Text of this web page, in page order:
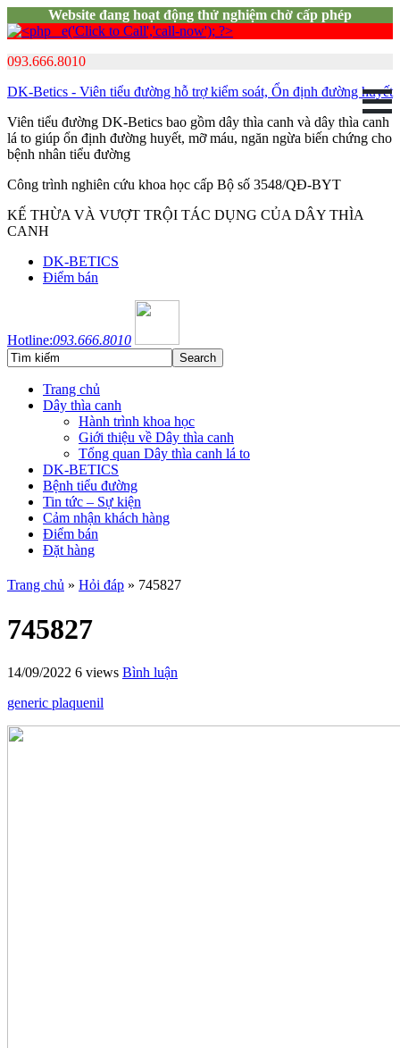
Website đang hoạt động thử nghiệm chờ cấp phép
093.666.8010
DK-Betics - Viên tiểu đường hỗ trợ kiểm soát, Ổn định đường huyết
Viên tiểu đường DK-Betics bao gồm dây thìa canh và dây thìa canh
lá to giúp ổn định đường huyết, mỡ máu, ngăn ngừa biến chứng cho
bệnh nhân tiểu đường
Công trình nghiên cứu khoa học cấp Bộ số 3548/QĐ-BYT
KẾ THỪA VÀ VƯỢT TRỘI TÁC DỤNG CỦA DÂY THÌA
CANH
DK-BETICS
Điểm bán
Hotline:093.666.8010
Trang chủ
Dây thìa canh
Hành trình khoa học
Giới thiệu về Dây thìa canh
Tổng quan Dây thìa canh lá to
DK-BETICS
Bệnh tiểu đường
Tin tức – Sự kiện
Cảm nhận khách hàng
Điểm bán
Đặt hàng
Trang chủ » Hỏi đáp » 745827
745827
14/09/2022 6 views Bình luận
generic plaquenil